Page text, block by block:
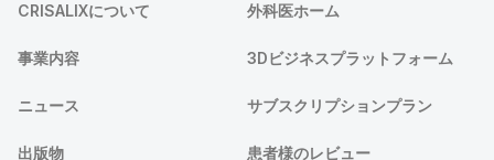
CRISALIXについて
事業内容
ニュース
出版物
外科医ホーム
3Dビジネスプラットフォーム
サブスクリプションプラン
患者様のレビュー